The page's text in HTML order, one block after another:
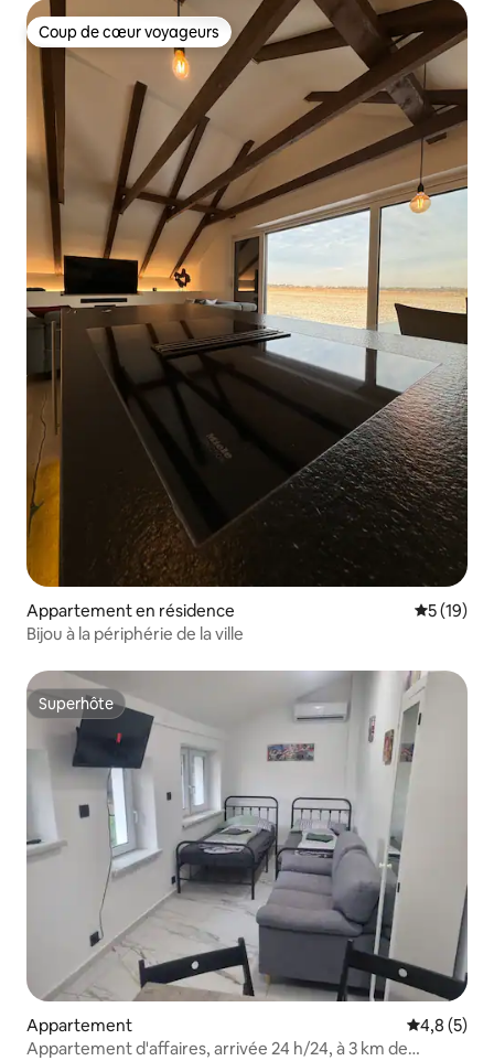
Coup de cœur voyageurs
Coup de cœur voyageurs
Appartement en résidence
5 (19)
Bijou à la périphérie de la ville
Superhôte
Superhôte
Appartement Évaluation
4,8 (5)
Appartement d'affaires, arrivée 24 h/24, à 3 km de